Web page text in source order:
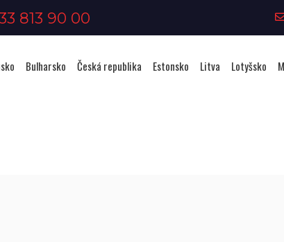
813 90 00
Bulharsko Česká republika Estonsko Litva Lotyšsko